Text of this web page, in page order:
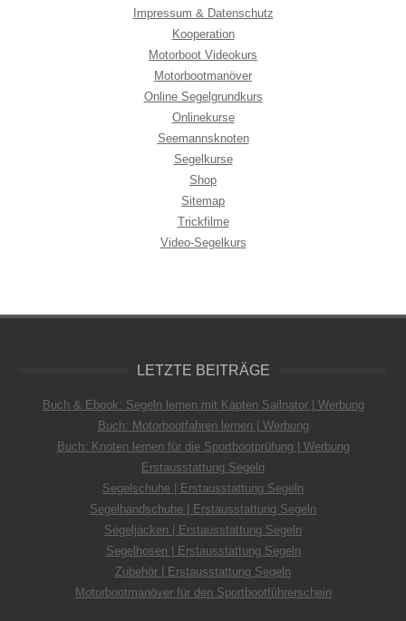
Impressum & Datenschutz
Kooperation
Motorboot Videokurs
Motorbootmanöver
Online Segelgrundkurs
Onlinekurse
Seemannsknoten
Segelkurse
Shop
Sitemap
Trickfilme
Video-Segelkurs
LETZTE BEITRÄGE
Buch & Ebook: Segeln lernen mit Käpten Sailnator | Werbung
Buch: Motorbootfahren lernen | Werbung
Buch: Knoten lernen für die Sportbootprüfung | Werbung
Erstausstattung Segeln
Segelschuhe | Erstausstattung Segeln
Segelhandschuhe | Erstausstattung Segeln
Segeljacken | Erstausstattung Segeln
Segelhosen | Erstausstattung Segeln
Zubehör | Erstausstattung Segeln
Motorbootmanöver für den Sportbootführerschein